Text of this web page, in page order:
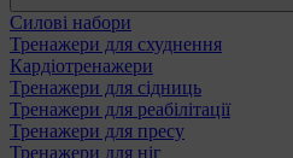
Силові набори
Тренажери для схуднення
Кардіотренажери
Тренажери для сідниць
Тренажери для реабілітації
Тренажери для пресу
Тренажери для ніг